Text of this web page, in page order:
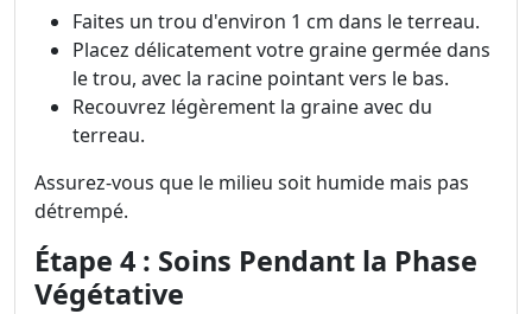
Faites un trou d'environ 1 cm dans le terreau.
Placez délicatement votre graine germée dans
le trou, avec la racine pointant vers le bas.
Recouvrez légèrement la graine avec du
terreau.
Assurez-vous que le milieu soit humide mais pas
détrempé.
Étape 4 : Soins Pendant la Phase
Végétative